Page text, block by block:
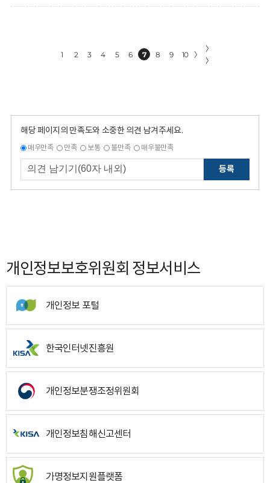
1 2 3 4 5 6 7 8 9 10 〉
〉
〉
해당 페이지의 만족도와 소중한 의견 남겨주세요.
매우만족 만족 보통 불만족 매우불만족
등록
개인정보보호위원회 정보서비스
개인정보 포털
한국인터넷진흥원
개인정보분쟁조정위원회
개인정보침해신고센터
가명정보지원플랫폼